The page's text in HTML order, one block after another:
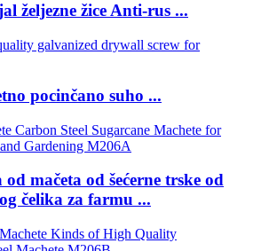
željezne žice Anti-rus ...
pocinčano suho ...
od mačeta od šećerne trske od
čelika za farmu ...